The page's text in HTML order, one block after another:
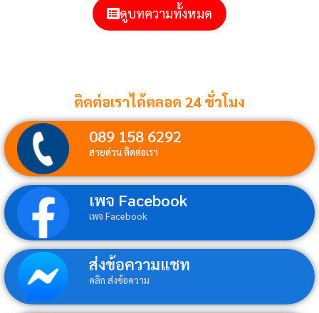
ดูบทความทั้งหมด
ติดต่อเราได้ตลอด 24 ชั่วโมง
089 158 6292
สายด่วน ติดต่อเรา
เพจ Facebook
เพจ Facebook
ส่งข้อความแชท
คลิก ส่งข้อความ